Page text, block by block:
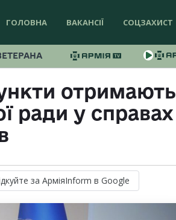
ГОЛОВНА ВАКАНСІЇ СОЦЗАХИСТ
отримають
ради у справах
за АрміяInform в Google